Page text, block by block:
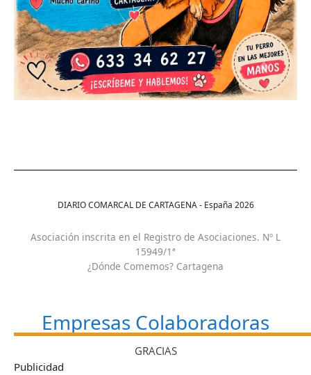
DIARIO COMARCAL DE CARTAGENA - España 2026
Asociación inscrita en el Registro de Asociaciones. Nº L
15949/1ª
¿Dónde Comemos? Cartagena
Empresas Colaboradoras
GRACIAS
Publicidad